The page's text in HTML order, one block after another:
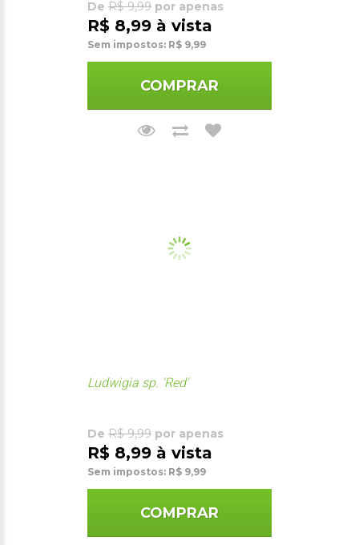
De R$ 9,99 por apenas
R$ 8,99 à vista
Sem impostos: R$ 9,99
COMPRAR
Ludwigia sp. 'Red'
De R$ 9,99 por apenas
R$ 8,99 à vista
Sem impostos: R$ 9,99
COMPRAR